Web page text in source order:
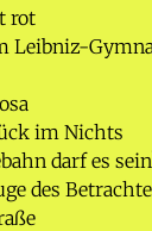
rot
Leibniz-
im Nichts
darf es
des